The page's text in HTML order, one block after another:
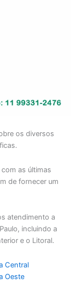
os diversos
as últimas
de fornecer um
atendimento a
incluindo a
e o Litoral.
Central
Oeste